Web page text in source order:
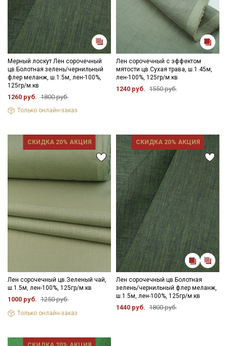
Мерный лоскут Лен сорочечный
цв.Болотная зелень/чернильный
флер меланж, ш.1.5м, лен-100%,
125гр/м.кв
1260 руб. 1800 руб.
Только онлайн-заказ
Лен сорочечный с эффектом
мятости цв.Сухая трава, ш.1.45м,
лен-100%, 125гр/м.кв
1240 руб. 1550 руб.
СКИДКА 20% АКЦИЯ
Лен сорочечный цв.Зеленый чай,
ш.1.5м, лен-100%, 125гр/м.кв
1000 руб. 1250 руб.
Только онлайн-заказ
СКИДКА 20% АКЦИЯ
Лен сорочечный цв.Болотная
зелень/чернильный флер меланж,
ш.1.5м, лен-100%, 125гр/м.кв
1440 руб. 1800 руб.